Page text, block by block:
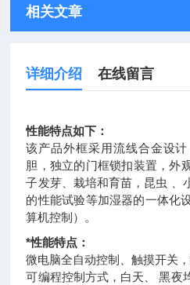
相关文章
详细介绍 在线留言
性能特点如下：
该产品外框采用流线合金设
胆，独立的门框锁扣装置，外
子发芽、栽培和育苗，昆虫 、
的性能试验等加湿器的一体化
算机控制）。
*性能特点：
微电脑全自动控制、触摸开关，
可编程控制方式，白天、 黑夜